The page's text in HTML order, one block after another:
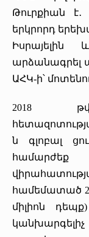
Թուրքիան
երկրորդ
Իսրայելին
արձանագրել
ԱՀԿ-ի՝
2018
ն գլոբալ
համարժեք
համեմատած
միլիոն